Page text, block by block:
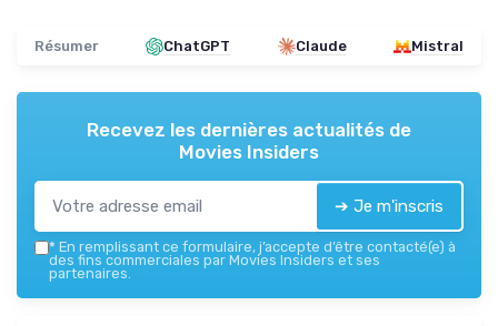
Résumer ChatGPT Claude Mistral
Recevez les dernières actualités de
Movies Insiders
➔ Je m'inscris
* En remplissant ce formulaire, j’accepte d’être contacté(e) à
des fins commerciales par Movies Insiders et ses
partenaires.